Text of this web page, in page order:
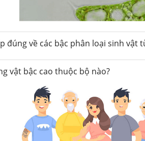
đúng về các bậc phân loại sinh vật
vật bậc cao thuộc bộ nào?